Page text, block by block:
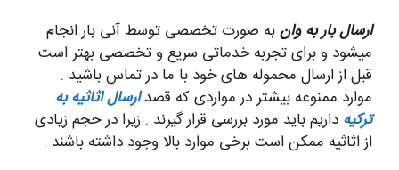
ارسال بار به وانبه صورت تخصصی توسط آنی بار انجام
میشود و برای تجربه خدماتی سریع و تخصصی بهتر است
قبل از ارسال محموله های خود با ما در تماس باشید .
موارد ممنوعه بیشتر در مواردی که قصدارسال اثاثیه به
ترکیه داریم باید مورد بررسی قرار گیرند . زیرا در حجم زیادی
از اثاثیه ممکن است برخی موارد بالا وجود داشته باشند .